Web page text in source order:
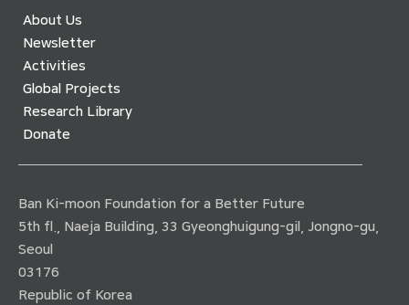
About Us
Newsletter
Activities
Global Projects
Research Library
Donate
Ban Ki-moon Foundation for a Better Future
5th fl., Naeja Building, 33 Gyeonghuigung-gil, Jongno-gu,
Seoul
03176
Republic of Korea